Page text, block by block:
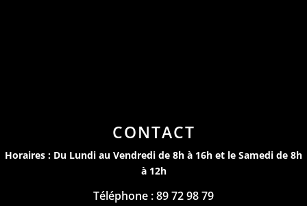
CONTACT
Horaires : Du Lundi au Vendredi de 8h à 16h et le Samedi de 8h
à 12h
Téléphone : 89 72 98 79